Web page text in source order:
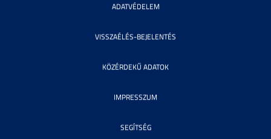
ADATVÉDELEM
VISSZAÉLÉS-BEJELENTÉS
KÖZÉRDEKŰ ADATOK
IMPRESSZUM
SEGÍTSÉG